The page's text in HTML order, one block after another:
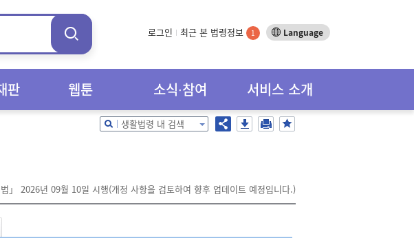
로그인 최근 본 법령정보 1 Language
판 웹툰 소식∙참여 서비스 소개
생활법령 내 검색
법」 2026년 09월 10일 시행(개정 사항을 검토하여 향후 업데이트 예정입니다.)